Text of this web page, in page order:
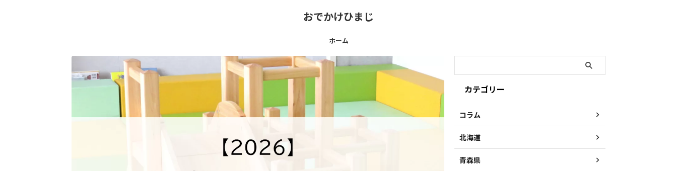
おでかけひまじ
ホーム
カテゴリー
コラム
北海道
青森県